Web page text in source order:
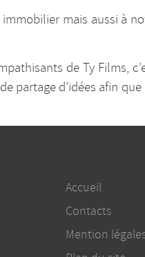
mais aussi à
de Ty Films,
partage d’idées afin
Accueil
Contacts
Mention